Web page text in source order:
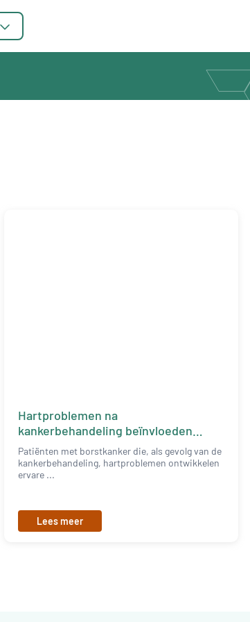
Hartproblemen na
kankerbehandeling beïnvloeden
kwaliteit van leven
Patiënten met borstkanker die, als gevolg van de
kankerbehandeling, hartproblemen ontwikkelen
ervare ...
Lees meer